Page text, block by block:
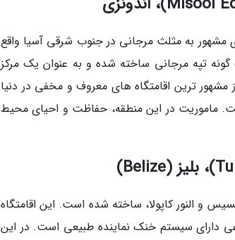
مشهور به مثلث مرجانی در جنوب شرقی آسیا واقع
شده است. این اقامتگاه، مکانی کاملا افسانه ای است که از بیش از 500 گونه تپه مرجانی ساخته شده و به عنوان یک مرکز
ترین اقامتگاه های معروف و مخفی در دنیا
است. ماموریت در این منطقه، حفاظت و احیای محیط
و النور کاپولا، ساخته شده است. این اقامتگاه
است که به نوعی دارای سیستم خنک نماینده طبیعی است. در این